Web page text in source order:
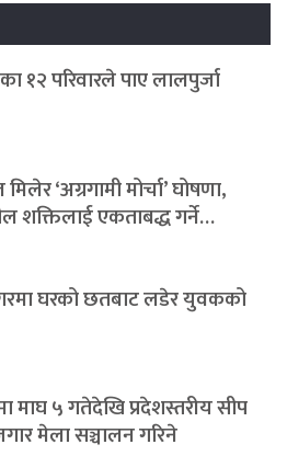
१२ परिवारले पाए लालपुर्जा
‘अग्रगामी मोर्चा’ घोषणा,
शक्तिलाई एकताबद्ध गर्ने…
घरको छतबाट लडेर युवकको
माघ ५ गतेदेखि प्रदेशस्तरीय सीप
मेला सञ्चालन गरिने